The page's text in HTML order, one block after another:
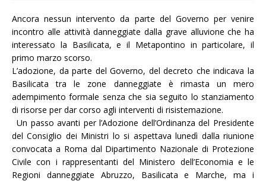
Ancora nessun intervento da parte del Governo per venire
incontro alle attività danneggiate dalla grave alluvione che ha
interessato la Basilicata, e il Metapontino in particolare, il
primo marzo scorso.
L’adozione, da parte del Governo, del decreto che indicava la
Basilicata tra le zone danneggiate è rimasta un mero
adempimento formale senza che sia seguito lo stanziamento
di risorse per dar corso agli interventi di risistemazione.
Un passo avanti per l’Adozione dell’Ordinanza del Presidente
del Consiglio dei Ministri lo si aspettava lunedì dalla riunione
convocata a Roma dal Dipartimento Nazionale di Protezione
Civile con i rappresentanti del Ministero dell’Economia e le
Regioni danneggiate Abruzzo, Basilicata e Marche, ma i